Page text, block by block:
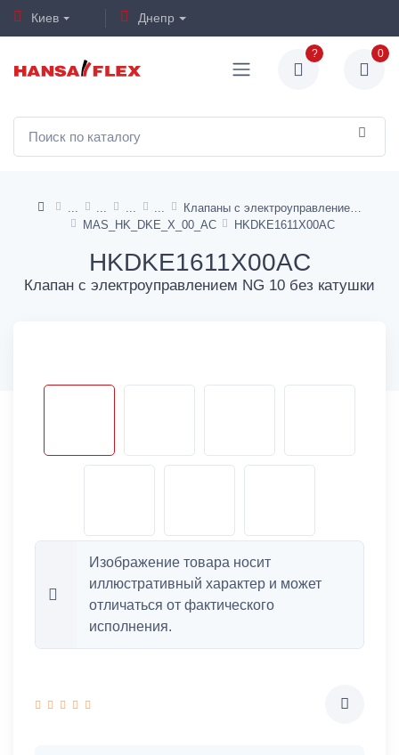
Киев Днепр
? 0
MAS_HK_DKE_X_00_AC
HKDKE1611X00AC
HKDKE1611X00AC
Клапан с электроуправлением NG 10 без катушки
Изображение товара носит
иллюстративный характер и может
отличаться от фактического
исполнения.